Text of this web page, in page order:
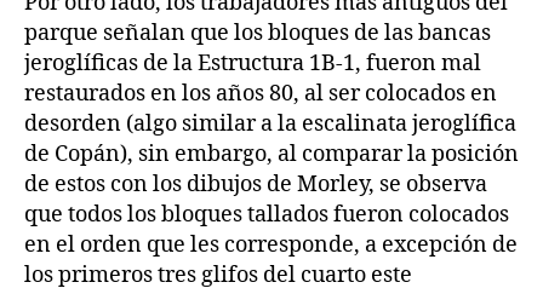
parque señalan que los bloques de las bancas
jeroglíficas de la Estructura 1B-1, fueron mal
restaurados en los años 80, al ser colocados en
desorden (algo similar a la escalinata jeroglífica
de Copán), sin embargo, al comparar la posición
de estos con los dibujos de Morley, se observa
que todos los bloques tallados fueron colocados
en el orden que les corresponde, a excepción de
los primeros tres glifos del cuarto este